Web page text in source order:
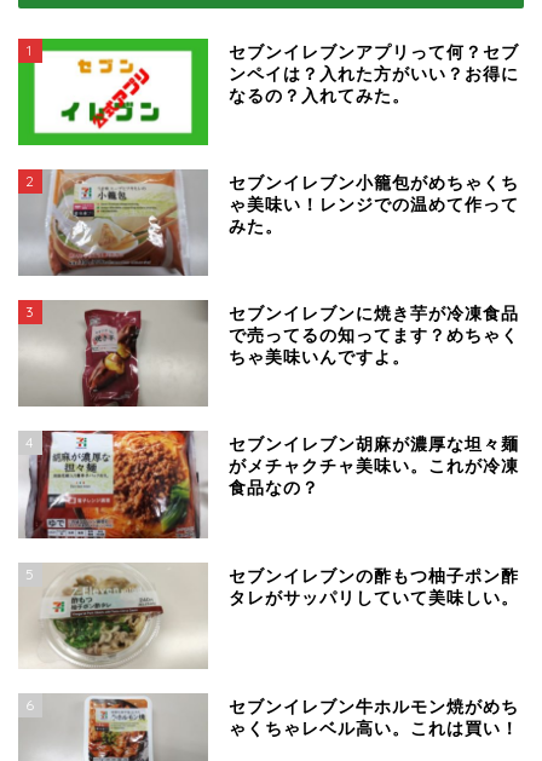
1
セブンイレブンアプリって何？セブ
ンペイは？入れた方がいい？お得に
なるの？入れてみた。
2
セブンイレブン小籠包がめちゃくち
ゃ美味い！レンジでの温めて作って
みた。
3
セブンイレブンに焼き芋が冷凍食品
で売ってるの知ってます？めちゃく
ちゃ美味いんですよ。
4
セブンイレブン胡麻が濃厚な坦々麺
がメチャクチャ美味い。これが冷凍
食品なの？
5
セブンイレブンの酢もつ柚子ポン酢
タレがサッパリしていて美味しい。
6
セブンイレブン牛ホルモン焼がめち
ゃくちゃレベル高い。これは買い！